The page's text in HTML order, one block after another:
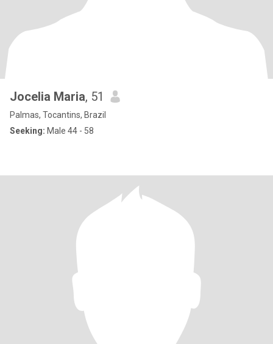
Jocelia Maria, 51
Palmas, Tocantins, Brazil
Seeking: Male 44 - 58